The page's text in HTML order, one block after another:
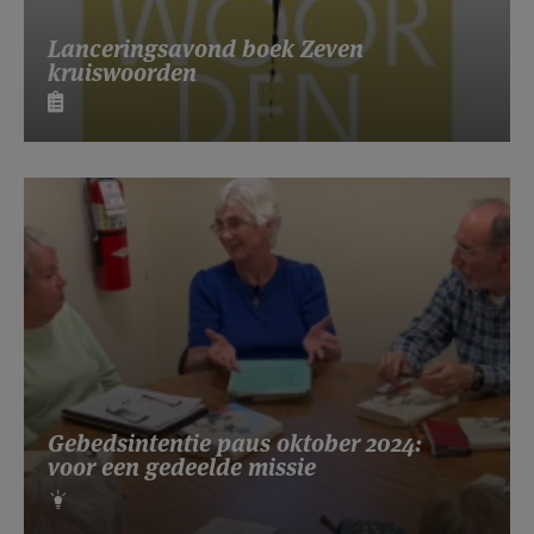
Lanceringsavond boek Zeven
kruiswoorden
Gebedsintentie paus oktober 2024:
voor een gedeelde missie